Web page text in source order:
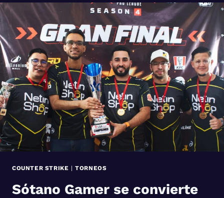
COUNTER STRIKE |TORNEOS
Sótano Gamer se convierte